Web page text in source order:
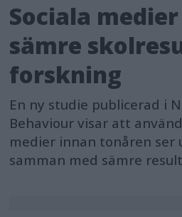
Sociala
sämre
forskning
En ny studie publicerad i
Behaviour visar att
medier innan tonåren ser
samman med sämre